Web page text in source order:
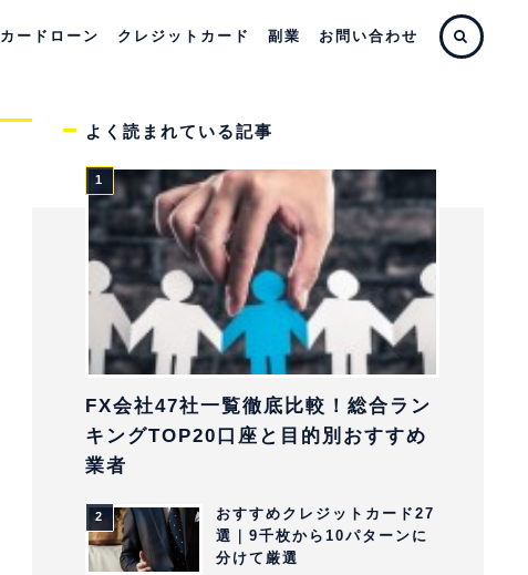
カードローン クレジットカード 副業 お問い合わせ
よく読まれている記事
FX会社47社一覧徹底比較！総合ラン
キングTOP20口座と目的別おすすめ
業者
おすすめクレジットカード27
選｜9千枚から10パターンに
分けて厳選